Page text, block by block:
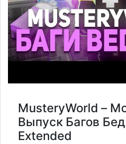
MusteryWorld –
Выпуск Багов
Extended